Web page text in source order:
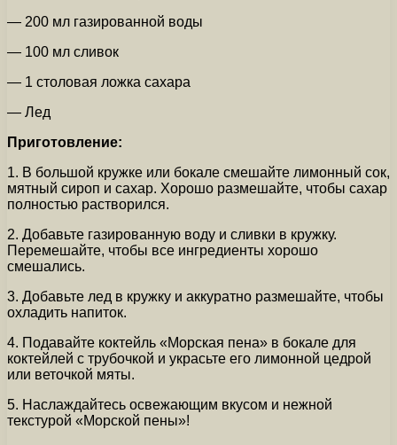
— 200 мл газированной воды
— 100 мл сливок
— 1 столовая ложка сахара
— Лед
Приготовление:
1. В большой кружке или бокале смешайте лимонный сок,
мятный сироп и сахар. Хорошо размешайте, чтобы сахар
полностью растворился.
2. Добавьте газированную воду и сливки в кружку.
Перемешайте, чтобы все ингредиенты хорошо
смешались.
3. Добавьте лед в кружку и аккуратно размешайте, чтобы
охладить напиток.
4. Подавайте коктейль «Морская пена» в бокале для
коктейлей с трубочкой и украсьте его лимонной цедрой
или веточкой мяты.
5. Наслаждайтесь освежающим вкусом и нежной
текстурой «Морской пены»!